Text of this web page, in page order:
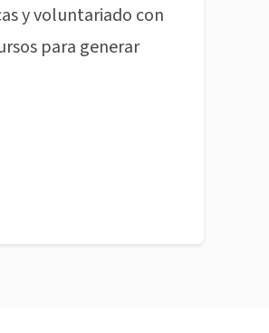
y voluntariado con
para generar